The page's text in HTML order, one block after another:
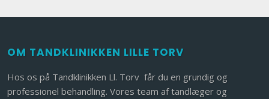
OM TANDKLINIKKEN LILLE TORV​
​Hos os på Tandklinikken Ll. Torv får du en grundig og
professionel behandling. Vores team af tandlæger og